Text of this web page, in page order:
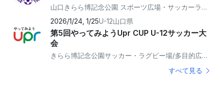
山口きらら博記念公園 スポーツ広場・サッカーラグビー場
2026/1/24, 1/25U-12山口県
第5回やってみようUpr CUP U-12サッカー大
会
きらら博記念公園サッカー・ラグビー場/多目的広場（クレーコート）
すべて見る